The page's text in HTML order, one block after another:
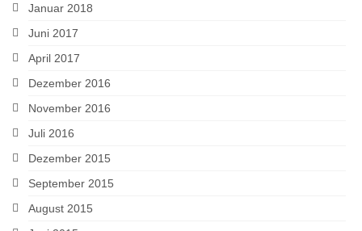
Januar 2018
Juni 2017
April 2017
Dezember 2016
November 2016
Juli 2016
Dezember 2015
September 2015
August 2015